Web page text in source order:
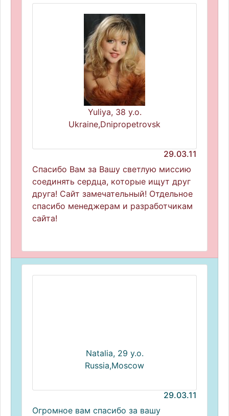
Yuliya, 38 y.o.
Ukraine,Dnipropetrovsk
29.03.11
Спасибо Вам за Вашу светлую миссию
соединять сердца, которые ищут друг
друга! Сайт замечательный! Отдельное
спасибо менеджерам и разработчикам
сайта!
Natalia, 29 y.o.
Russia,Moscow
29.03.11
Огромное вам спасибо за вашу